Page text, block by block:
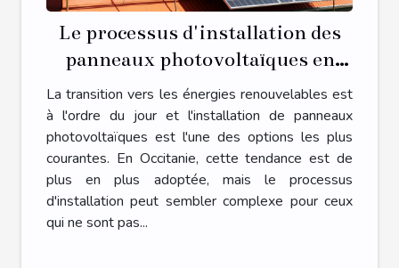
Le processus d'installation des
panneaux photovoltaïques en
Occitanie
La transition vers les énergies renouvelables est
à l'ordre du jour et l'installation de panneaux
photovoltaïques est l'une des options les plus
courantes. En Occitanie, cette tendance est de
plus en plus adoptée, mais le processus
d'installation peut sembler complexe pour ceux
qui ne sont pas...